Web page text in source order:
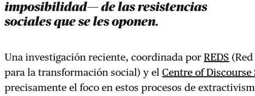
imposibilidad— de las resistencias
sociales que se les oponen.
Una investigación reciente, coordinada porREDS (
para la transformación social) y elCentre of Discourse
precisamente el foco en estos procesos de